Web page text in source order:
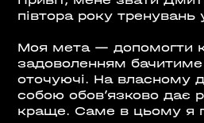
півтора року
Моя мета — допомогти
задоволенням
оточуючі. На власному
собою обов’язково дає
краще. Саме в цьому я